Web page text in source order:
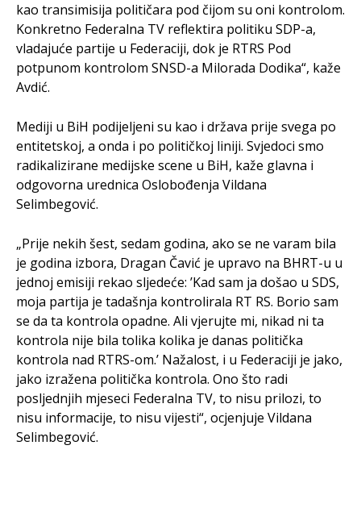
kao transimisija političara pod čijom su oni kontrolom.
Konkretno Federalna TV reflektira politiku SDP-a,
vladajuće partije u Federaciji, dok je RTRS Pod
potpunom kontrolom SNSD-a Milorada Dodika“, kaže
Avdić.
Mediji u BiH podijeljeni su kao i država prije svega po
entitetskoj, a onda i po političkoj liniji. Svjedoci smo
radikalizirane medijske scene u BiH, kaže glavna i
odgovorna urednica Oslobođenja Vildana
Selimbegović.
„Prije nekih šest, sedam godina, ako se ne varam bila
je godina izbora, Dragan Čavić je upravo na BHRT-u u
jednoj emisiji rekao sljedeće: ’Kad sam ja došao u SDS,
moja partija je tadašnja kontrolirala RT RS. Borio sam
se da ta kontrola opadne. Ali vjerujte mi, nikad ni ta
kontrola nije bila tolika kolika je danas politička
kontrola nad RTRS-om.’ Nažalost, i u Federaciji je jako,
jako izražena politička kontrola. Ono što radi
posljednjih mjeseci Federalna TV, to nisu prilozi, to
nisu informacije, to nisu vijesti“, ocjenjuje Vildana
Selimbegović.